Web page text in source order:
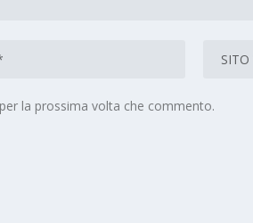
la prossima volta che commento.